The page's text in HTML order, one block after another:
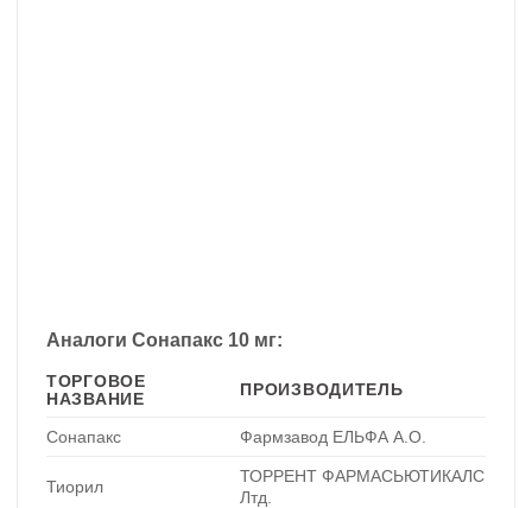
Аналоги Сонапакс 10 мг:
ТОРГОВОЕ
НАЗВАНИЕ
ПРОИЗВОДИТЕЛЬ
Сонапакс Фармзавод ЕЛЬФА А.О.
Тиорил
ТОРРЕНТ ФАРМАСЬЮТИКАЛС
Лтд.